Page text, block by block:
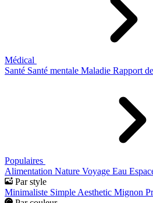
Médical
Santé Santé mentale Maladie Rapport
Populaires
Alimentation Nature Voyage Eau
Par style
Minimaliste Simple Aesthetic Mignon